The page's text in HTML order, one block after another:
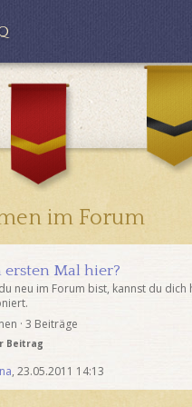
G
ff
i
H
im Forum
Mal hier?
neu im Forum bist, kannst du
· 3 Beiträge
Beitrag
, 23.05.2011 14:13